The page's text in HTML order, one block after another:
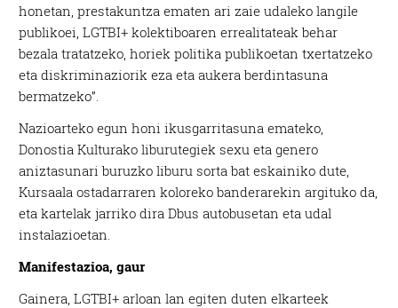
honetan, prestakuntza ematen ari zaie udaleko langile
publikoei, LGTBI+ kolektiboaren errealitateak behar
bezala tratatzeko, horiek politika publikoetan txertatzeko
eta diskriminaziorik eza eta aukera berdintasuna
bermatzeko”.
Nazioarteko egun honi ikusgarritasuna emateko,
Donostia Kulturako liburutegiek sexu eta genero
aniztasunari buruzko liburu sorta bat eskainiko dute,
Kursaala ostadarraren koloreko banderarekin argituko da,
eta kartelak jarriko dira Dbus autobusetan eta udal
instalazioetan.
Manifestazioa, gaur
Gainera, LGTBI+ arloan lan egiten duten elkarteek